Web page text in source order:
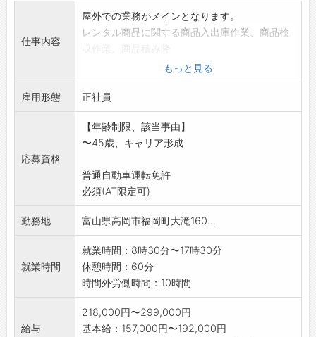
仕事内容
屋外での業務がメインとなります。
レンタル商品に関する商品入出庫作業、商品検
ろし作業、商品の整理・片付け作業、棚入れ作
業等です。
取扱商品は、工事現場で使用する道路安全用品
(工事看板・カラー
コーン・バリケード)等です。
*職場見学可能です。ご希望の方はハローワーク
ださい。
変更範囲:会社の定める業務
もっと見る
雇用形態 正社員
応募資格
【年齢制限、該当事由】
〜45歳、キャリア形成
普通自動車運転免許
必須(AT限定可)
勤務地 富山県高岡市福岡町大滝160...
就業時間
就業時間：8時30分〜17時30分
休憩時間：60分
時間外労働時間：10時間
給与
218,000円〜299,000円
基本給：157,000円〜192,000円